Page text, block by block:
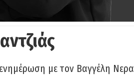
με τον Βαγγέλη